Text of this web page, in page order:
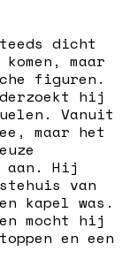
dicht
maar
figuren.
hij
Vanuit
maar het
aan. Hij
van
kapel was.
mocht hij
en een